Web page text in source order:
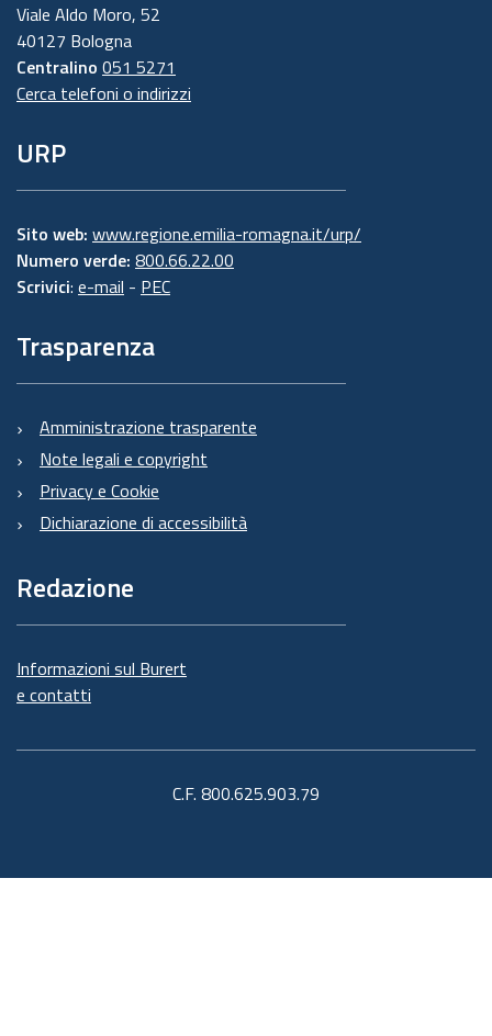
Viale Aldo Moro, 52
40127 Bologna
Centralino 051 5271
Cerca telefoni o indirizzi
URP
Sito web: www.regione.emilia-romagna.it/urp/
Numero verde: 800.66.22.00
Scrivici: e-mail - PEC
Trasparenza
Amministrazione trasparente
Note legali e copyright
Privacy e Cookie
Dichiarazione di accessibilità
Redazione
Informazioni sul Burert
e contatti
C.F. 800.625.903.79